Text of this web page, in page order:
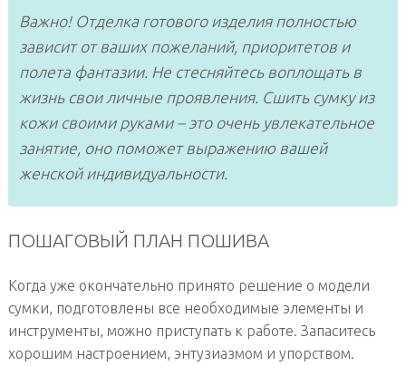
Важно! Отделка готового изделия полностью
зависит от ваших пожеланий, приоритетов и
полета фантазии. Не стесняйтесь воплощать в
жизнь свои личные проявления. Сшить сумку из
кожи своими руками – это очень увлекательное
занятие, оно поможет выражению вашей
женской индивидуальности.
ПОШАГОВЫЙ ПЛАН ПОШИВА
Когда уже окончательно принято решение о модели
сумки, подготовлены все необходимые элементы и
инструменты, можно приступать к работе. Запаситесь
хорошим настроением, энтузиазмом и упорством.